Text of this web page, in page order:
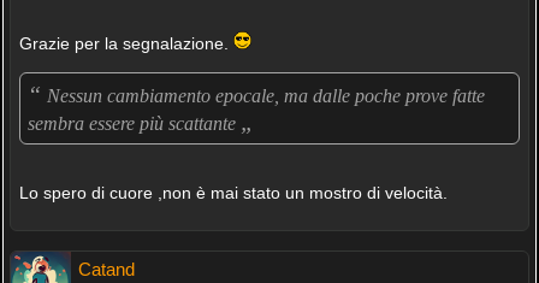
Grazie per la segnalazione.
“ Nessun cambiamento epocale, ma dalle poche prove fatte
sembra essere più scattante „
Lo spero di cuore ,non è mai stato un mostro di velocità.
Catand